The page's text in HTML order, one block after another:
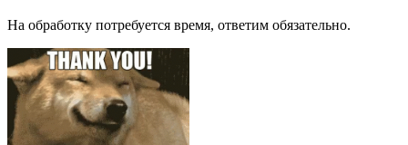
На обработку потребуется время, ответим обязательно.